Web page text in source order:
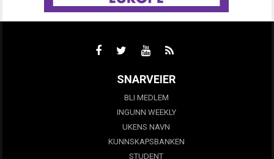
SNARVEIER
BLI MEDLEM
INGUNN WEEKLY
UKENS NAVN
KUNNSKAPSBANKEN
STUDENT